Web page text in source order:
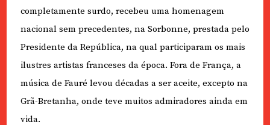
completamente surdo, recebeu uma homenagem
nacional sem precedentes, na Sorbonne, prestada pelo
Presidente da República, na qual participaram os mais
ilustres artistas franceses da época. Fora de França, a
música de Fauré levou décadas a ser aceite, excepto na
Grã-Bretanha, onde teve muitos admiradores ainda em
vida.